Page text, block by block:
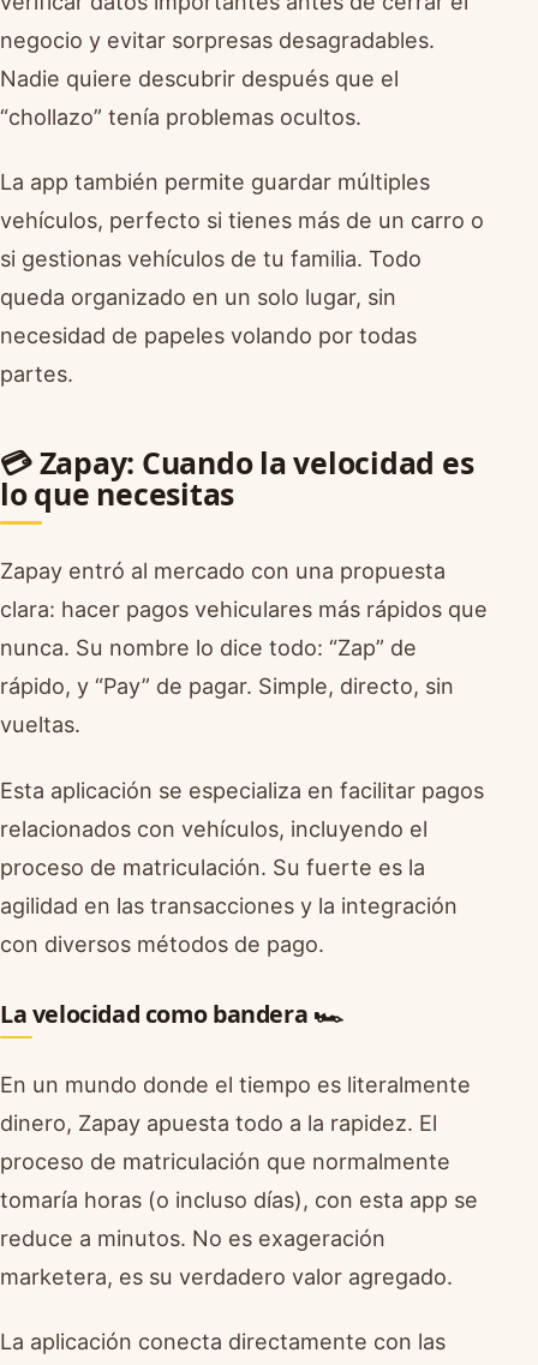
negocio y evitar sorpresas desagradables.
Nadie quiere descubrir después que el
“chollazo” tenía problemas ocultos.
La app también permite guardar múltiples
vehículos, perfecto si tienes más de un carro o
si gestionas vehículos de tu familia. Todo
queda organizado en un solo lugar, sin
necesidad de papeles volando por todas
partes.
💳 Zapay: Cuando la velocidad es
lo que necesitas
Zapay entró al mercado con una propuesta
clara: hacer pagos vehiculares más rápidos que
nunca. Su nombre lo dice todo: “Zap” de
rápido, y “Pay” de pagar. Simple, directo, sin
vueltas.
Esta aplicación se especializa en facilitar pagos
relacionados con vehículos, incluyendo el
proceso de matriculación. Su fuerte es la
agilidad en las transacciones y la integración
con diversos métodos de pago.
La velocidad como bandera 🏎️
En un mundo donde el tiempo es literalmente
dinero, Zapay apuesta todo a la rapidez. El
proceso de matriculación que normalmente
tomaría horas (o incluso días), con esta app se
reduce a minutos. No es exageración
marketera, es su verdadero valor agregado.
La aplicación conecta directamente con las